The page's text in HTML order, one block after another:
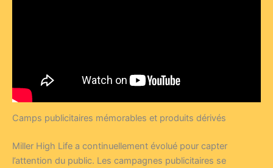
Camps publicitaires mémorables et produits dérivés
Miller High Life a continuellement évolué pour capter
l’attention du public. Les campagnes publicitaires se